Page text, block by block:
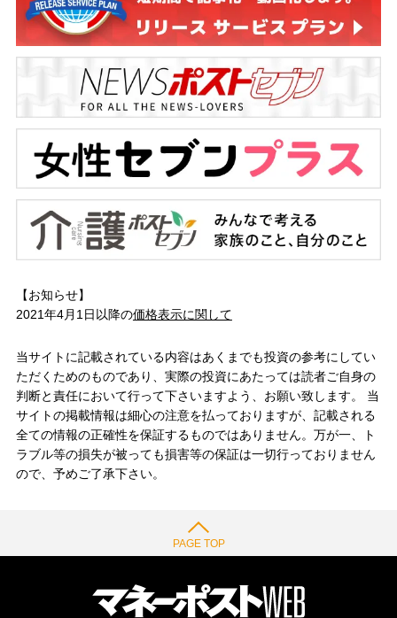
【お知らせ】
2021年4月1日以降の価格表示に関して
当サイトに記載されている内容はあくまでも投資の参考にしてい
ただくためのものであり、実際の投資にあたっては読者ご自身の
判断と責任において行って下さいますよう、お願い致します。 当
サイトの掲載情報は細心の注意を払っておりますが、記載される
全ての情報の正確性を保証するものではありません。万が一、ト
ラブル等の損失が被っても損害等の保証は一切行っておりません
ので、予めご了承下さい。
PAGE TOP